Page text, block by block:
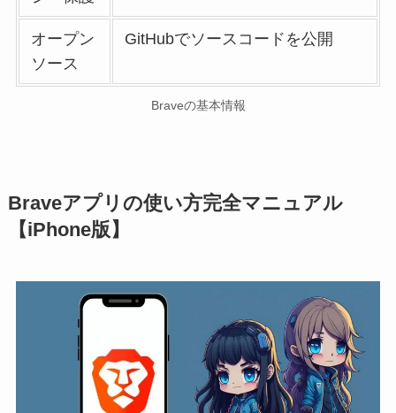
オープン
ソース
GitHubでソースコードを公開
Braveの基本情報
Braveアプリの使い方完全マニュアル
【iPhone版】